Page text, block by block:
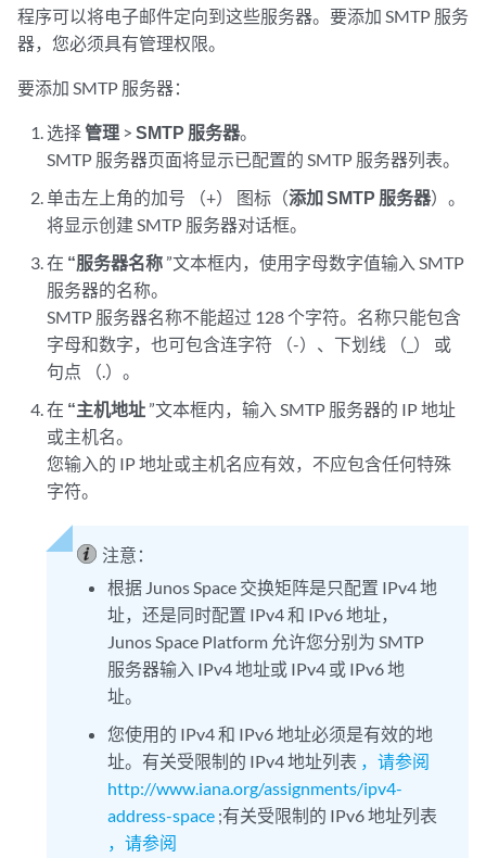
程序可以将电子邮件定向到这些服务器。要添加 SMTP 服务
器，您必须具有管理权限。
要添加 SMTP 服务器：
选择管理 >SMTP 服务器。
SMTP 服务器页面将显示已配置的 SMTP 服务器列表。
单击左上角的加号 （+） 图标（添加 SMTP 服务器）。
将显示创建 SMTP 服务器对话框。
在 “服务器名称 ”文本框内，使用字母数字值输入 SMTP
服务器的名称。
SMTP 服务器名称不能超过 128 个字符。名称只能包含
字母和数字，也可包含连字符 （-）、下划线 （_） 或
句点 （.）。
在 “主机地址 ”文本框内，输入 SMTP 服务器的 IP 地址
或主机名。
您输入的 IP 地址或主机名应有效，不应包含任何特殊
字符。
注意：
根据 Junos Space 交换矩阵是只配置 IPv4 地
址，还是同时配置 IPv4 和 IPv6 地址，
Junos Space Platform 允许您分别为 SMTP
服务器输入 IPv4 地址或 IPv4 或 IPv6 地
址。
您使用的 IPv4 和 IPv6 地址必须是有效的地
址。有关受限制的 IPv4 地址列表 ，请参阅
http://www.iana.org/assignments/ipv4-
address-space;有关受限制的 IPv6 地址列表
，请参阅